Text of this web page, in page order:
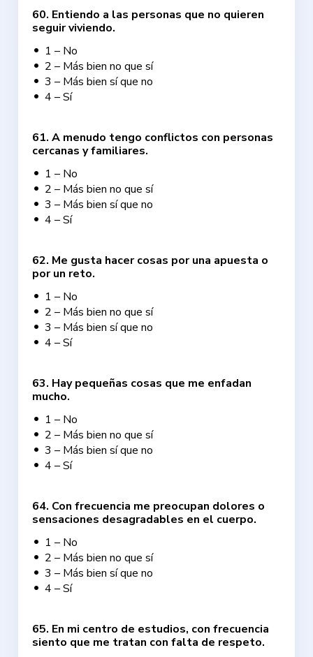
60. Entiendo a las personas que no quieren
seguir viviendo.
1 – No
2 – Más bien no que sí
3 – Más bien sí que no
4 – Sí
61.A menudo tengo conflictos con personas
cercanas y familiares.
1 – No
2 – Más bien no que sí
3 – Más bien sí que no
4 – Sí
62. Me gusta hacer cosas por una apuesta o
por un reto.
1 – No
2 – Más bien no que sí
3 – Más bien sí que no
4 – Sí
63. Hay pequeñas cosas que me enfadan
mucho.
1 – No
2 – Más bien no que sí
3 – Más bien sí que no
4 – Sí
64. Con frecuencia me preocupan dolores o
sensaciones desagradables en el cuerpo.
1 – No
2 – Más bien no que sí
3 – Más bien sí que no
4 – Sí
65. En mi centro de estudios, con frecuencia
siento que me tratan con falta de respeto.